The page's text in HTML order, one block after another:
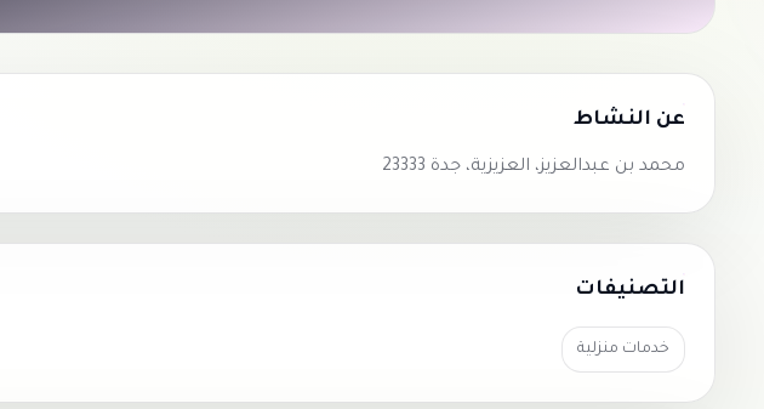
عن النشاط
محمد بن عبدالعزيز، العزيزية، جدة 23333
التصنيفات
خدمات منزلية